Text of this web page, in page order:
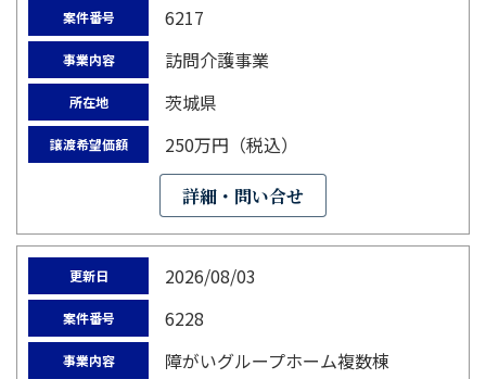
案件番号 6217
事業内容 訪問介護事業
所在地 茨城県
譲渡希望価額 250万円（税込）
詳細・問い合せ
更新日 2026/08/03
案件番号 6228
事業内容 障がいグループホーム複数棟